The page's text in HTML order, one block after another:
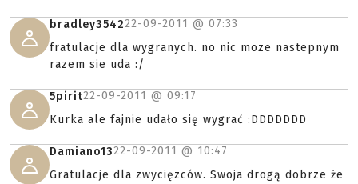
bradley354222-09-2011 @ 07:33
fratulacje dla wygranych. no nic moze nastepnym
razem sie uda :/
5pirit22-09-2011 @ 09:17
Kurka ale fajnie udało się wygrać :DDDDDDD
Damiano1322-09-2011 @ 10:47
Gratulacje dla zwycięzców. Swoja drogą dobrze że